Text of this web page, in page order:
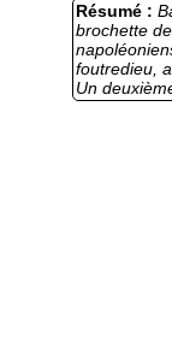
Résumé :
brochette
foutredieu,
Un
qu’il a du